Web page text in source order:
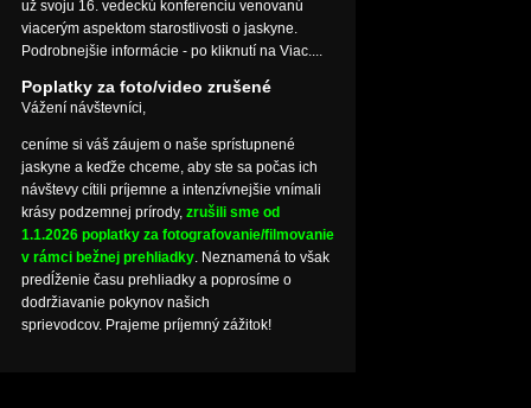
už svoju 16. vedeckú konferenciu venovanú
viacerým aspektom starostlivosti o jaskyne.
Podrobnejšie informácie - po kliknutí na Viac....
Poplatky za foto/video zrušené
Vážení návštevníci,
ceníme si váš záujem o naše sprístupnené
jaskyne a keďže chceme, aby ste sa počas ich
návštevy cítili príjemne a intenzívnejšie vnímali
krásy podzemnej prírody, zrušili sme od
1.1.2026 poplatky za fotografovanie/filmovanie
v rámci bežnej prehliadky. Neznamená to však
predĺženie času prehliadky a poprosíme o
dodržiavanie pokynov našich
sprievodcov. Prajeme príjemný zážitok!